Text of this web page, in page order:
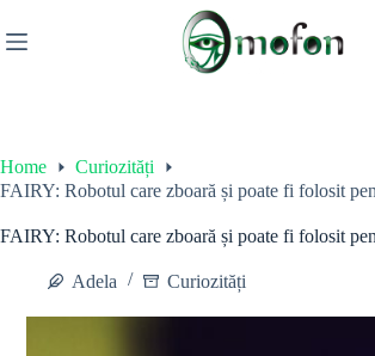
to
content
Home
Curiozități
FAIRY: Robotul care zboară și poate fi folosit
FAIRY: Robotul care zboară și poate fi folosit
Adela Curiozități